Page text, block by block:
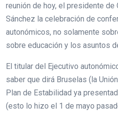
reunión de hoy, el presidente
Sánchez la celebración de
autonómicos, no solamente
sobre educación y los asuntos
El titular del Ejecutivo
saber que dirá Bruselas (la
Plan de Estabilidad ya
(esto lo hizo el 1 de mayo